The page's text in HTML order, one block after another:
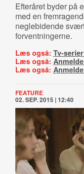
Efteråret byder på
med en
neglebidende
forventningerne.
Læs også: Tv-
Læs også:
Læs også:
FEATURE
02. SEP. 2015 | 12:40